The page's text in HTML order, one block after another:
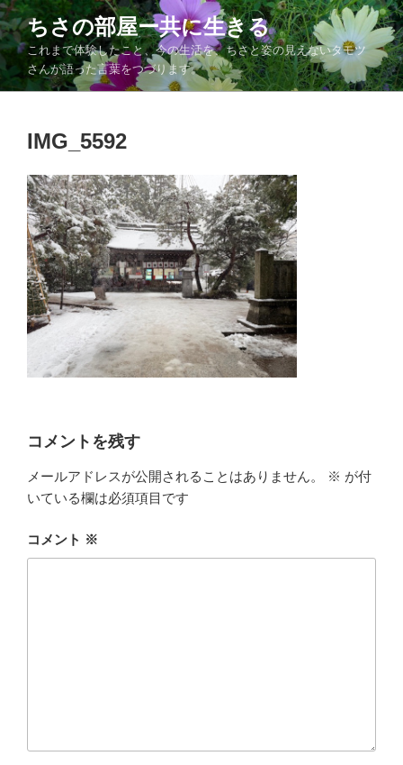
コ
ン
テ
ン
ツ
ちさの部屋ー共に生きる
これまで体験したこと、今の生活を、ちさと姿の見えないタモツ
さんが語った言葉をつづります。
IMG_5592
コメントを残す
メールアドレスが公開されることはありません。 ※ が付
いている欄は必須項目です
コメント ※